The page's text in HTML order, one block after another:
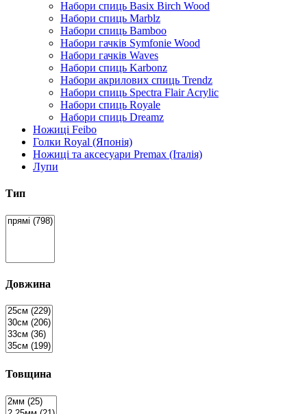
Набори спиць Basix Birch Wood
Набори спиць Marblz
Набори спиць Bamboo
Набори гачків Symfonie Wood
Набори гачків Waves
Набори спиць Karbonz
Набори акрилових спиць Trendz
Набори спиць Spectra Flair Acrylic
Набори спиць Royale
Набори спиць Dreamz
Ножиці Feibo
Голки Royal (Японія)
Ножиці та аксесуари Premax (Італія)
Лупи
Тип
Довжина
Товщина